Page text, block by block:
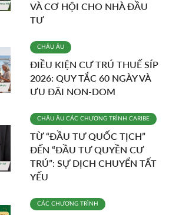
VÀ CƠ HỘI CHO NHÀ ĐẦU
TƯ
CHÂU ÂU
ĐIỀU KIỆN CƯ TRÚ THUẾ SÍP
2026: QUY TẮC 60 NGÀY VÀ
ƯU ĐÃI NON-DOM
CHÂU ÂU CÁC CHƯƠNG TRÌNH CARIBE
TỪ “ĐẦU TƯ QUỐC TỊCH”
ĐẾN “ĐẦU TƯ QUYỀN CƯ
TRÚ”: SỰ DỊCH CHUYỂN TẤT
YẾU
CÁC CHƯƠNG TRÌNH